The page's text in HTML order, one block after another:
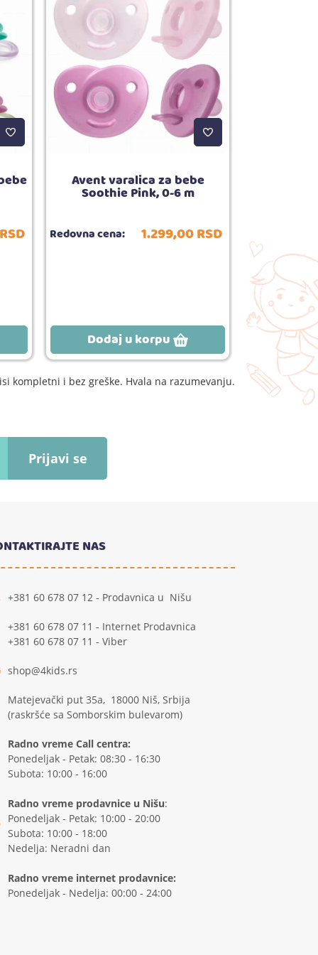
RSD
Avent varalica za bebe
Soothie Pink, 0-6 m
Redovna cena: 1.299,00RSD
Dodaj u korpu
kompletni i bez greške. Hvala na razumevanju.
Prijavi se
NAS
+381 60 678 07 12 - Prodavnica u Nišu
+381 60 678 07 11 - Internet Prodavnica
+381 60 678 07 11 - Viber
shop@4kids.rs
Matejevački put 35a, 18000 Niš, Srbija
(raskršće sa Somborskim bulevarom)
Radno vreme Call centra:
Ponedeljak - Petak: 08:30 - 16:30
Subota: 10:00 - 16:00
Radno vreme prodavnice u Nišu:
Ponedeljak - Petak: 10:00 - 20:00
Subota: 10:00 - 18:00
Nedelja: Neradni dan
Radno vreme internet prodavnice:
Ponedeljak - Nedelja: 00:00 - 24:00